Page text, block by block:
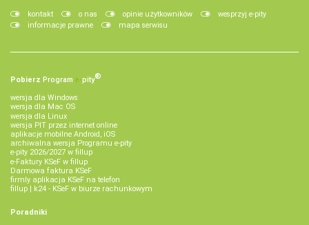
kontakt o nas opinie użytkowników
wesprzyj e-pity
informacje prawne
mapa serwisu
Pobierz Program e‑pity®
wersja dla Windows
wersja dla Mac OS
wersja dla Linux
wersja PIT przez internet online
aplikacje mobilne Android, iOS
archiwalna wersja Programu e-pity
e-pity 2026/2027 w fillup
e‑Faktury KSeF w fillup
Darmowa faktura KSeF
firmly aplikacja KSeF na telefon
fillup | k24 - KSeF w biurze rachunkowym
Poradniki